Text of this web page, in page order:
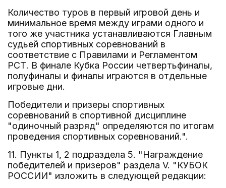
Количество туров в первый игровой день и
минимальное время между играми одного и
того же участника устанавливаются Главным
судьей спортивных соревнований в
соответствие с Правилами и Регламентом
РСТ. В финале Кубка России четвертьфиналы,
полуфиналы и финалы играются в отдельные
игровые дни.
Победители и призеры спортивных
соревнований в спортивной дисциплине
"одиночный разряд" определяются по итогам
проведения спортивных соревнований.".
11. Пункты 1, 2 подраздела 5. "Награждение
победителей и призеров" раздела V. "КУБОК
РОССИИ" изложить в следующей редакции: